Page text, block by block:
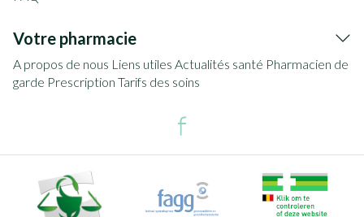
Votre pharmacie
A propos de nous Liens utiles Actualités santé Pharmacien de
garde Prescription Tarifs des soins